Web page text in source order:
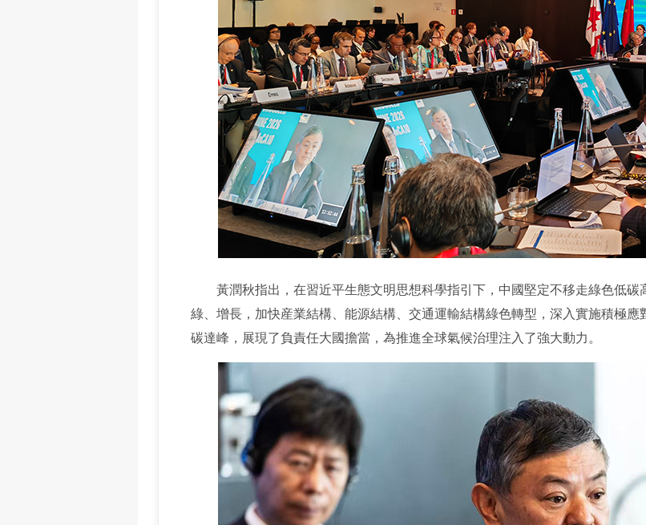
黃潤秋指出，在習近平生態文明思想科學指引下，中國堅定不移走綠色低碳
綠、增長，加快産業結構、能源結構、交通運輸結構綠色轉型，深入實施積極
碳達峰，展現了負責任大國擔當，為推進全球氣候治理注入了強大動力。